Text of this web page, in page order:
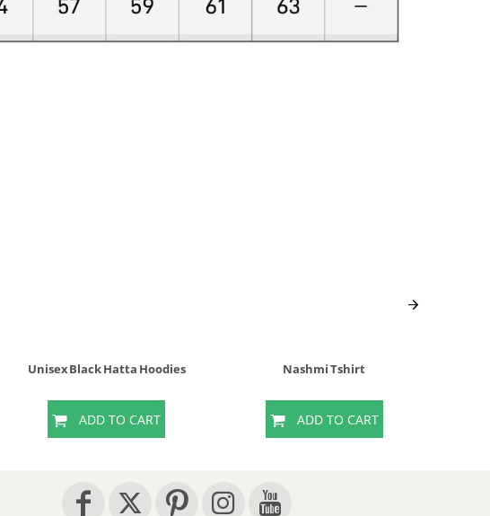
Unisex Black Hatta Hoodies
ADD TO CART
Nashmi Tshirt
ADD TO CART